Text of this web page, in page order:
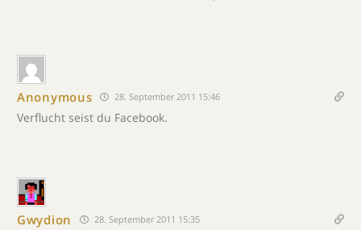
Anonymous 28. September 2011 15:46
Verflucht seist du Facebook.
Gwydion 28. September 2011 15:35